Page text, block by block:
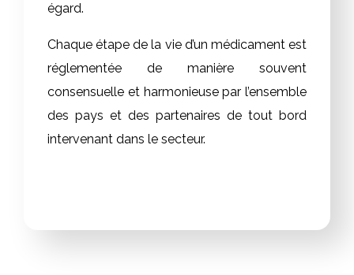
égard.
Chaque étape de la vie d’un médicament est
réglementée de manière souvent
consensuelle et harmonieuse par l’ensemble
des pays et des partenaires de tout bord
intervenant dans le secteur.